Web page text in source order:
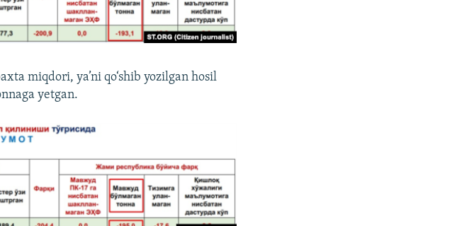
miqdori, ya’ni qo‘shib yozilgan hosil
yetgan.